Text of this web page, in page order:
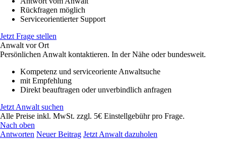
Rückfragen möglich
Serviceorientierter Support
Jetzt Frage stellen
Anwalt vor Ort
Persönlichen Anwalt kontaktieren. In der Nähe oder bundesweit.
Kompetenz und serviceoriente Anwaltsuche
mit Empfehlung
Direkt beauftragen oder unverbindlich anfragen
Jetzt Anwalt suchen
Alle Preise inkl. MwSt. zzgl. 5€ Einstellgebühr pro Frage.
Nach oben
Antworten Neuer Beitrag Jetzt Anwalt dazuholen